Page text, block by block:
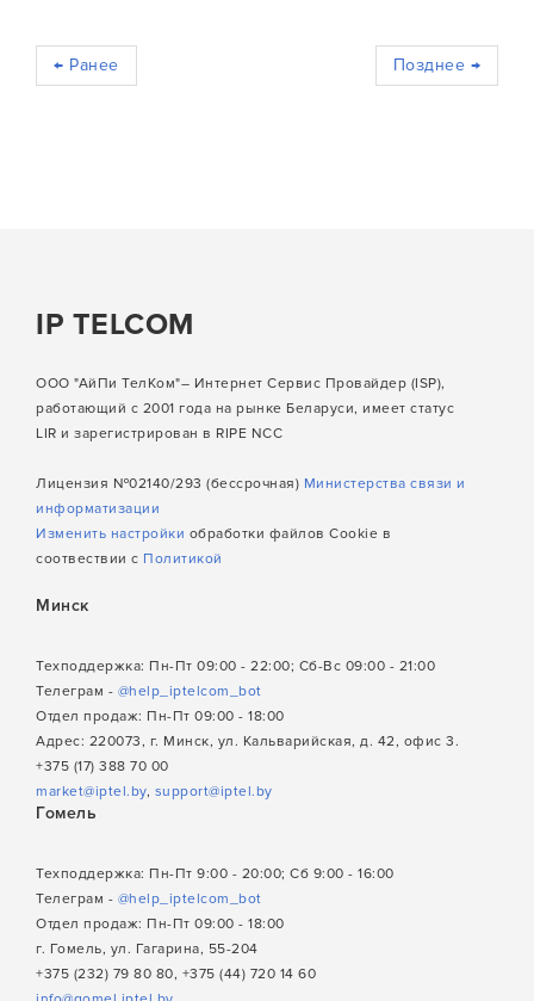
← Ранее Позднее →
IP TELCOM
ООО "АйПи ТелКом"– Интернет Сервис Провайдер (ISP),
работающий с 2001 года на рынке Беларуси, имеет статус
LIR и зарегистрирован в RIPE NCC
Лицензия №02140/293 (бессрочная) Министерства связи и
информатизации
Изменить настройки обработки файлов Cookie в
соотвествии с Политикой
Минск
Техподдержка: Пн-Пт 09:00 - 22:00; Сб-Вс 09:00 - 21:00
Телеграм - @help_iptelcom_bot
Отдел продаж: Пн-Пт 09:00 - 18:00
Адрес: 220073, г. Минск, ул. Кальварийская, д. 42, офис 3.
+375 (17) 388 70 00
market@iptel.by, support@iptel.by
Гомель
Техподдержка: Пн-Пт 9:00 - 20:00; Сб 9:00 - 16:00
Телеграм - @help_iptelcom_bot
Отдел продаж: Пн-Пт 09:00 - 18:00
г. Гомель, ул. Гагарина, 55-204
+375 (232) 79 80 80, +375 (44) 720 14 60